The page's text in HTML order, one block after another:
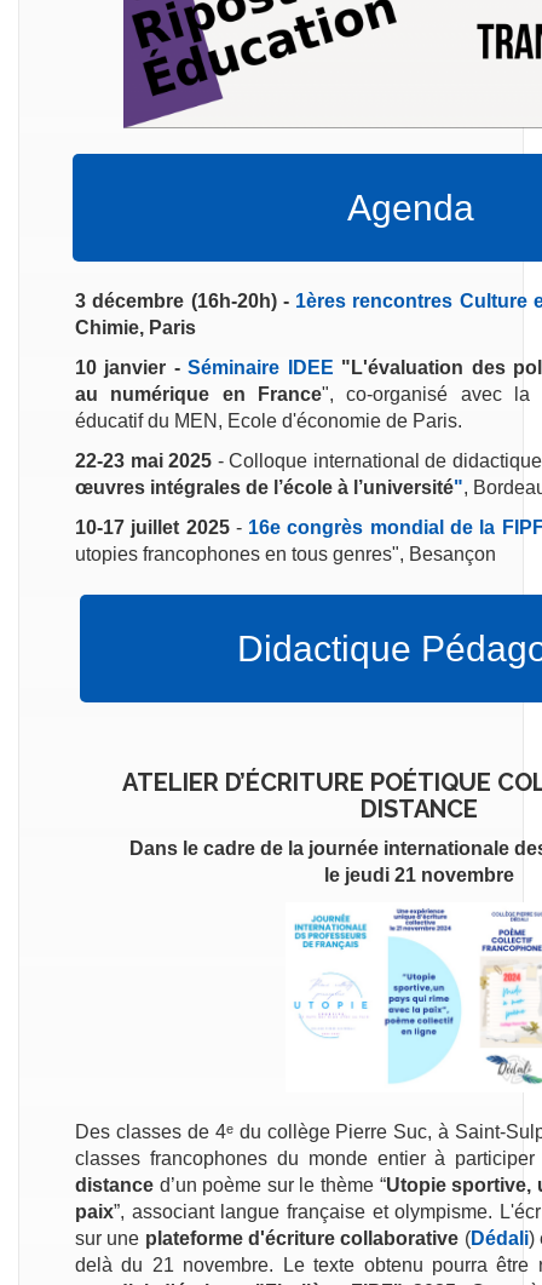
Agenda
3 décembre (16h-20h) - 1ères rencontres Culture
Chimie, Paris
10 janvier -Séminaire IDEE "L'évaluation des
au numérique en France", co-organisé avec la
éducatif du MEN, Ecole d'économie de Paris.
22-23 mai 2025 - Colloque international de
œuvres intégrales de l’école à l’université",
10-17 juillet 2025 - 16e congrès mondial de la
utopies francophones en tous genres", Besançon
Didactique
ATELIER D’ÉCRITURE POÉTIQUE
DISTANCE
Dans le cadre de la journée internationale
le jeudi 21 novembre
Des classes de 4ᵉdu collège Pierre Suc, à Saint-
classes francophones du monde entier à participer
distance d’un poème sur le thème “Utopie sportive,
paix”, associant langue française et olympisme.
sur une plateforme d'écriture collaborative (Dédali)
delà du 21 novembre. Le texte obtenu pourra